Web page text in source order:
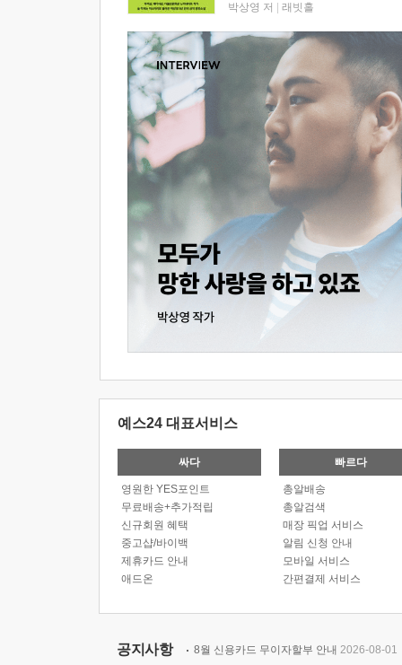
박상영 저 래빗홀
예스24 대표서비스
싸다
영원한 YES포인트
무료배송+추가적립
신규회원 혜택
중고샵/바이백
제휴카드 안내
애드온
빠르다
총알배송
총알검색
매장 픽업 서비스
알림 신청 안내
모바일 서비스
간편결제 서비스
공지사항 8월 신용카드 무이자할부 안내 2026-08-01